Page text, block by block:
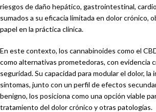
riesgos de daño hepático, gastrointestinal,
sumados a su eficacia limitada en dolor crónico,
papel en la práctica clínica.
En este contexto, los cannabinoides como el
como alternativas prometedoras, con evidencia
seguridad. Su capacidad para modular el dolor, la
síntomas, junto con un perfil de efectos
benigno, los posiciona como una opción viable
tratamiento del dolor crónico y otras patologías.